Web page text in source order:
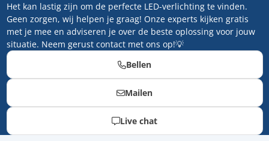
Het kan lastig zijn om de perfecte LED-verlichting te vinden.
Geen zorgen, wij helpen je graag! Onze experts kijken gratis
met je mee en adviseren je over de beste oplossing voor jouw
situatie. Neem gerust contact met ons op!💡
Bellen
Mailen
Live chat